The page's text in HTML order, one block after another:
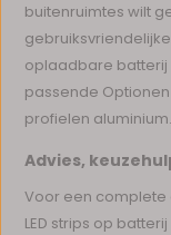
buitenruimtes wilt
oplaadbare
passende Optionen
profielen aluminium.
Advies,
Voor een complete
LED strips op